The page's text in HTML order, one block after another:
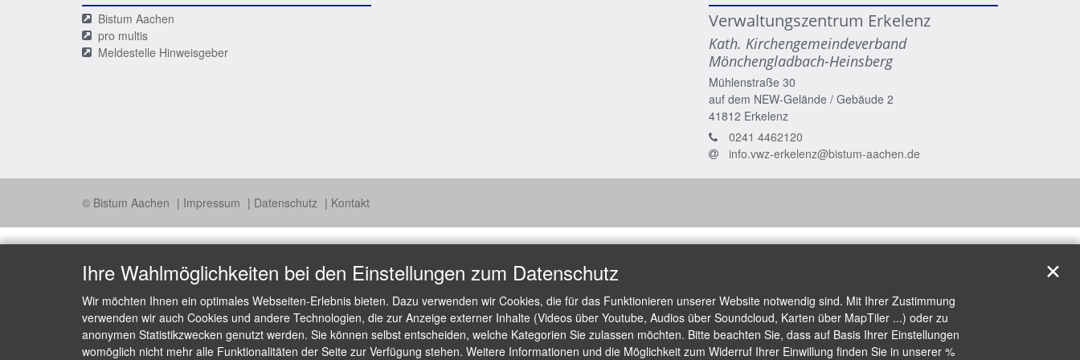
Bistum Aachen
pro multis
Meldestelle Hinweisgeber
Verwaltungszentrum Erkelenz
Kath. Kirchengemeindeverband
Mönchengladbach-Heinsberg
Mühlenstraße 30
auf dem NEW-Gelände / Gebäude 2
41812 Erkelenz
0241 4462120
info.vwz-erkelenz@bistum-aachen.de
© Bistum Aachen Impressum Datenschutz Kontakt
Ihre Wahlmöglichkeiten bei den Einstellungen zum Datenschutz
Wir möchten Ihnen ein optimales Webseiten-Erlebnis bieten. Dazu verwenden wir Cookies, die für das Funktionieren unserer Website notwendig sind. Mit Ihrer Zustimmung
verwenden wir auch Cookies und andere Technologien, die zur Anzeige externer Inhalte (Videos über Youtube, Audios über Soundcloud, Karten über MapTiler ...) oder zu
anonymen Statistikzwecken genutzt werden. Sie können selbst entscheiden, welche Kategorien Sie zulassen möchten. Bitte beachten Sie, dass auf Basis Ihrer Einstellungen
womöglich nicht mehr alle Funktionalitäten der Seite zur Verfügung stehen. Weitere Informationen und die Möglichkeit zum Widerruf Ihrer Einwillung finden Sie in unserer %
✕